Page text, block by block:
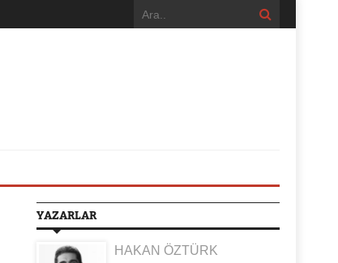
YAZARLAR
HAKAN ÖZTÜRK